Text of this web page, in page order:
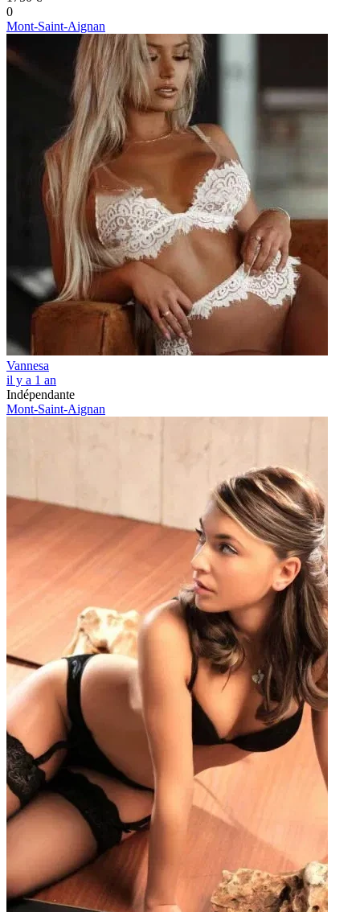
0
Mont-Saint-Aignan
Vannesa
il y a 1 an
Indépendante
Mont-Saint-Aignan